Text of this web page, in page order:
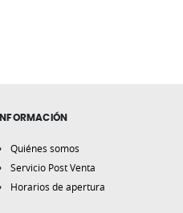
INFORMACIÓN
Quiénes somos
Servicio Post Venta
Horarios de apertura